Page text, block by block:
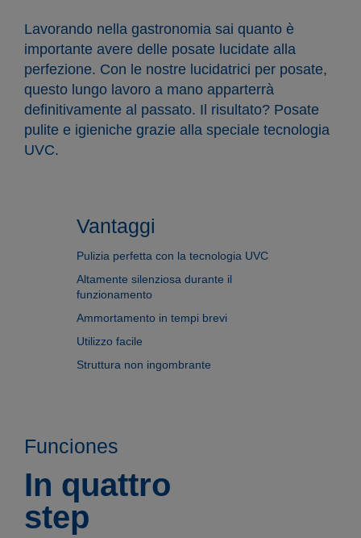
Lavorando nella gastronomia sai quanto è
importante avere delle posate lucidate alla
perfezione. Con le nostre lucidatrici per posate,
questo lungo lavoro a mano apparterrà
definitivamente al passato. Il risultato? Posate
pulite e igieniche grazie alla speciale tecnologia
UVC.
Vantaggi
Pulizia perfetta con la tecnologia UVC
Altamente silenziosa durante il
funzionamento
Ammortamento in tempi brevi
Utilizzo facile
Struttura non ingombrante
Funciones
In quattro
step